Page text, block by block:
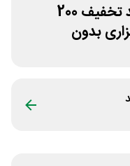
کد تخفیف 200
بدون